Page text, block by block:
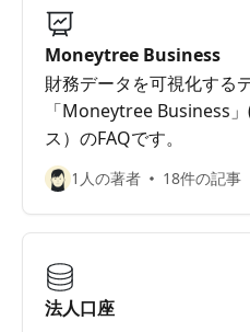
Moneytree Business
財務データを可視化する
「Moneytree Business
ス）のFAQです。
1人の著者 18件の記事
法人口座